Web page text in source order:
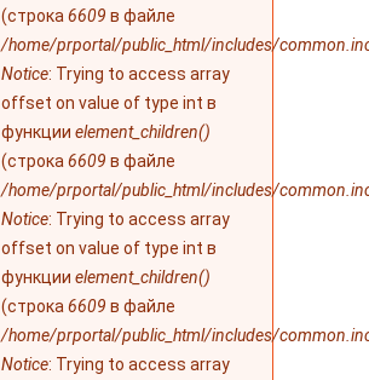
(строка 6609 в файле
/home/prportal/public_html/includes/
Notice: Trying to access array
offset on value of type int в
функции element_children()
(строка 6609 в файле
/home/prportal/public_html/includes/
Notice: Trying to access array
offset on value of type int в
функции element_children()
(строка 6609 в файле
/home/prportal/public_html/includes/
Notice: Trying to access array